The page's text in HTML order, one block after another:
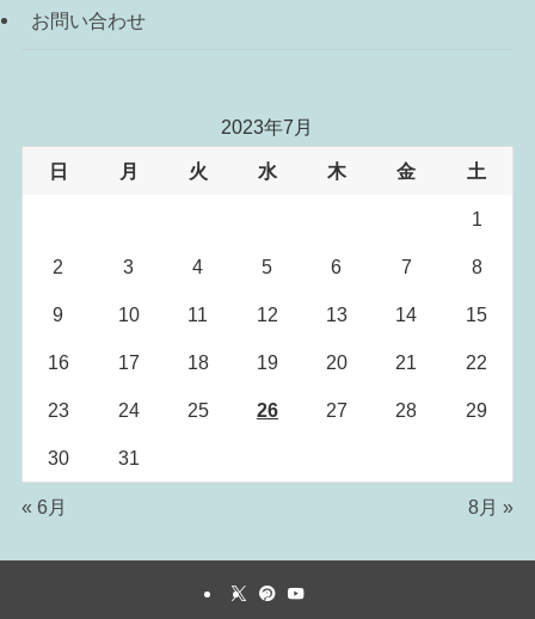
お問い合わせ
2023年7月
日 月 火 水 木 金 土
1
2 3 4 5 6 7 8
9 10 11 12 13 14 15
16 17 18 19 20 21 22
23 24 25 26 27 28 29
30 31
« 6月 8月 »